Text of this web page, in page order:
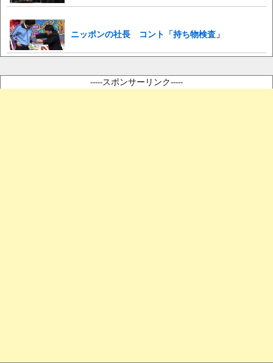
ニッポンの社長 コント「持ち物検査」
-----スポンサーリンク-----